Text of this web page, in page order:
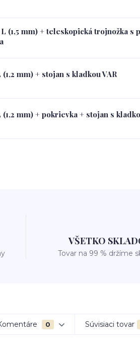
(1,5 mm) + teleskopická trojnožka s
mm) + stojan s kladkou VAR
mm) + pokrievka + stojan s
VŠETKO
Tovar na 99 % držíme
0 Súvisiaci tovar